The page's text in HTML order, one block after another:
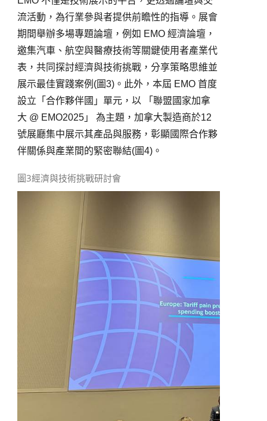
流活動，為行業參與者提供前瞻性的指導。展會
期間舉辦多場專題論壇，例如 EMO經濟論壇，
邀集汽車、航空與醫療技術等關鍵使用者產業代
表，共同探討經濟與技術挑戰，分享策略思維並
展示最佳實踐案例 (圖3) 。此外，本屆 EMO首度
設立「合作夥伴國」單元，以 「聯盟國家加拿
大 @ EMO2025 」 為主題，加拿大製造商於12
號展廳集中展示其產品與服務，彰顯國際合作夥
伴關係與產業間的緊密聯結(圖4) 。
圖3經濟與技術挑戰研討會